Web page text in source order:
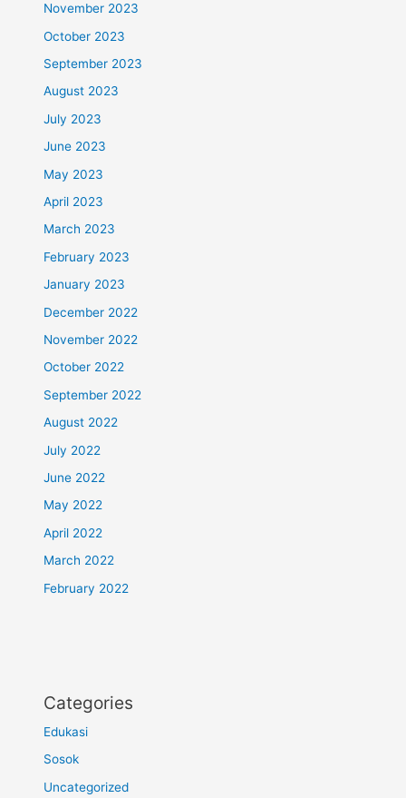
November 2023
October 2023
September 2023
August 2023
July 2023
June 2023
May 2023
April 2023
March 2023
February 2023
January 2023
December 2022
November 2022
October 2022
September 2022
August 2022
July 2022
June 2022
May 2022
April 2022
March 2022
February 2022
Categories
Edukasi
Sosok
Uncategorized